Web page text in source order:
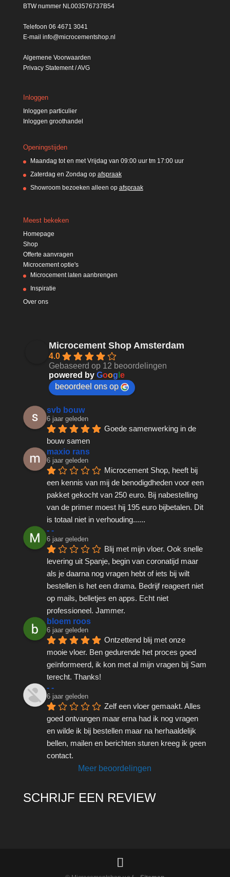
BTW nummer NL003576737B54
Telefoon 06 4671 3041
E-mail info@microcementshop.nl
Algemene Voorwaarden
Privacy Statement / AVG
Inloggen
Inloggen particulier
Inloggen groothandel
Openingstijden
Maandag tot en met Vrijdag van 09:00 uur tm 17:00 uur
Zaterdag en Zondag op afspraak
Showroom bezoeken alleen op afspraak
Meest bekeken
Homepage
Shop
Offerte aanvragen
Microcement optie's
Microcement laten aanbrengen
Inspiratie
Over ons
Microcement Shop Amsterdam
4.0
Gebaseerd op 12 beoordelingen
powered by Goog e
beoordeel ons op
svb bouw
6 jaar geleden
Goede samenwerking in de
bouw samen
maxio rans
6 jaar geleden
Microcement Shop, heeft bij
een kennis van mij de benodigdheden voor een
pakket gekocht van 250 euro. Bij nabestelling
van de primer moest hij 195 euro bijbetalen. Dit
is totaal niet in verhouding......
- -
6 jaar geleden
Blij met mijn vloer. Ook snelle
levering uit Spanje, begin van coronatijd maar
als je daarna nog vragen hebt of iets bij wilt
bestellen is het een drama. Bedrijf reageert niet
op mails, belletjes en apps. Echt niet
professioneel. Jammer.
bloem roos
6 jaar geleden
Ontzettend blij met onze
mooie vloer. Ben gedurende het proces goed
geïnformeerd, ik kon met al mijn vragen bij Sam
terecht. Thanks!
- -
6 jaar geleden
Zelf een vloer gemaakt. Alles
goed ontvangen maar erna had ik nog vragen
en wilde ik bij bestellen maar na herhaaldelijk
bellen, mailen en berichten sturen kreeg ik geen
contact.
Meer beoordelingen
SCHRIJF EEN REVIEW